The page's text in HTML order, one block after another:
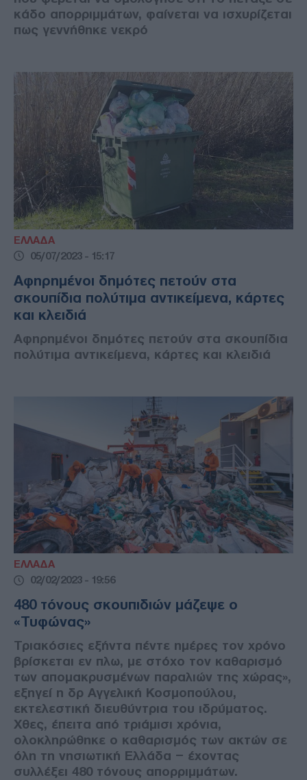
κάδο απορριμμάτων, φαίνεται να ισχυρίζεται
πως γεννήθηκε νεκρό
ΕΛΛΑΔΑ
05/07/2023 - 15:17
Αφηρημένοι δημότες πετούν στα
σκουπίδια πολύτιμα αντικείμενα, κάρτες
και κλειδιά
Αφηρημένοι δημότες πετούν στα σκουπίδια
πολύτιμα αντικείμενα, κάρτες και κλειδιά
ΕΛΛΑΔΑ
02/02/2023 - 19:56
480 τόνους σκουπιδιών μάζεψε ο
«Τυφώνας»
Τριακόσιες εξήντα πέντε ημέρες τον χρόνο
βρίσκεται εν πλω, με στόχο τον καθαρισμό
των απομακρυσμένων παραλιών της χώρας»,
εξηγεί η δρ Αγγελική Κοσμοπούλου,
εκτελεστική διευθύντρια του ιδρύματος.
Χθες, έπειτα από τριάμισι χρόνια,
ολοκληρώθηκε ο καθαρισμός των ακτών σε
όλη τη νησιωτική Ελλάδα – έχοντας
συλλέξει 480 τόνους απορριμμάτων.